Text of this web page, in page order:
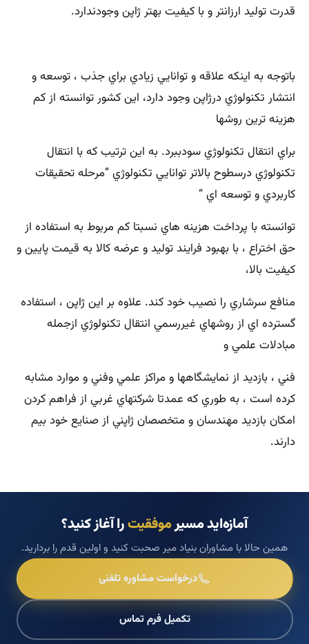
قدرت توليد ارزانتر و با كيفيت بهتر ژاپن وجودندارد.
باتوجه به اينكه علاقه و توانايي زيادي براي جذب ، توسعه و
انتشار تكنولوژي درژاپن وجود دارد، اين كشور توانسته از كم
هزينه ترين روشها
براي انتقال تكنولوژي سودببرد. به اين ترتيب كه با انتقال
تكنولوژي درسطوح بالاتر توانايي تكنولوژي “مرحله تحقيقات
كاربردي و توسعه اي “
توانسته با پرداخت هزينه هاي نسبتا كم مربوط به استفاده از
حق اختراع ، با بهبود فرايند توليد و عرضه كالا به قيمت پايين و
كيفيت بالا،
منافع سرشاري را نصيب خود كند. علاوه بر اين ژاپن ، استفاده
گسترده اي از روشهاي غيررسمي انتقال تكنولوژي ازجمله
مبادلات علمي و
فني ، بازديد از نمايشگاهها و مراكز علمي وفني و موارد مشابه
كرده است ، به طوري كه عمدتا شركتهاي غربي از فراهم كردن
امكان بازديد مهندسان و متخصصان ژاپني از صنايع خود بيم
دارند.
آمازه‌اید مسیرموفقیترا آغاز کنید؟
همین حالا با مشاوران بنیاد میر صحبت کنید و اولین قدم را بردارید.
درخواست مشاوره تلفنی
تکمیل فرم تماس